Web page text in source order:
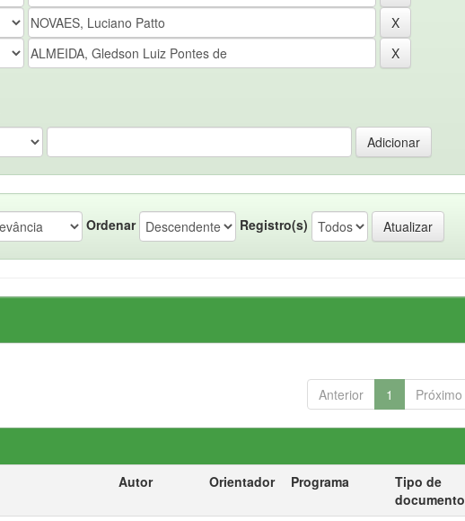
Ordenar Registro(s)
Anterior 1 Próximo
Autor Orientador Programa
Tipo de
documento